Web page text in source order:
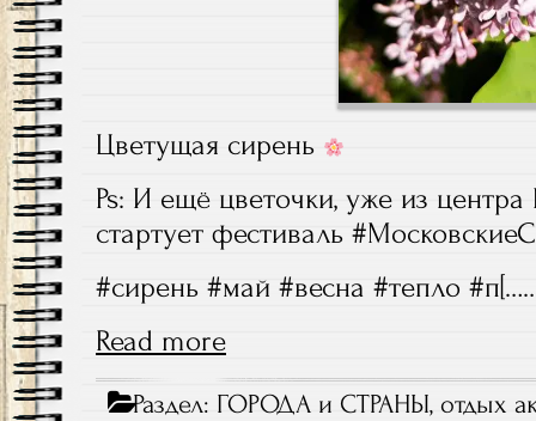
Цветущая сирень
Ps: И ещё цветочки, уже из
стартует фестиваль
#сирень #май #весна #тепло
Read more
Раздел: ГОРОДА и СТРАНЫ,отдых